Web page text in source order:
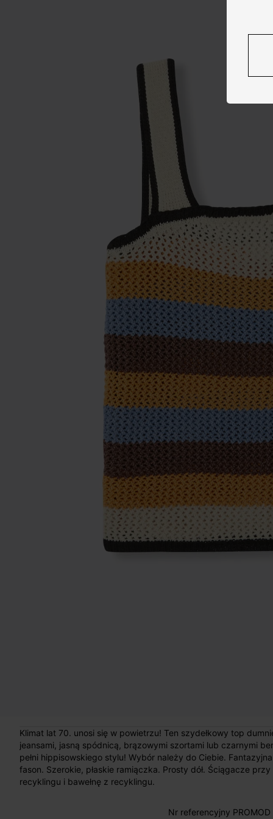
Klimat lat 70. unosi się w powietrzu! Ten szydełkowy top
jeansami, jasną spódnicą, brązowymi szortami lub czarnymi
pełni hippisowskiego stylu! Wybór należy do Ciebie.
fason. Szerokie, płaskie ramiączka. Prosty dół. Ściągacze
recyklingu i bawełnę z recyklingu.
Nr referencyjny